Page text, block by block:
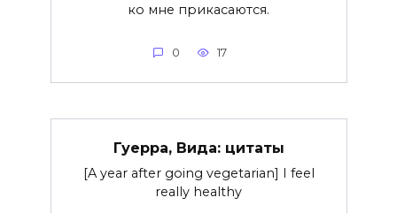
ко мне прикасаются.
0 17
Гуерра, Вида: цитаты
[A year after going vegetarian] I feel
really healthy